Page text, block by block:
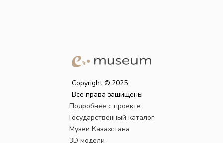
Copyright © 2025.
Все права защищены
Подробнее о проекте
Государственный каталог
Музеи Казахстана
3D модели